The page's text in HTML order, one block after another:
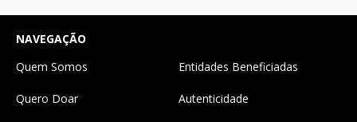
NAVEGAÇÃO
Quem Somos
Entidades Beneficiadas
Quero Doar Autenticidade